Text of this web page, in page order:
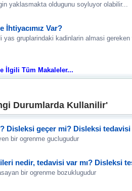
yaklasmakta oldugunu soyluyor olabilir...
İhtiyacımız Var?
yas gruplarindaki kadinlarin almasi
İlgili Tüm Makaleler...
Durumlarda Kullanilir'
Disleksi geçer mi? Disleksi tedavisi
bir ogrenme guclugudur
nedir, tedavisi var mı? Disleksi
bir ogrenme bozuklugudur